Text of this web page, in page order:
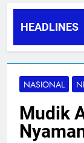
HEADLINES
PAPA
06/08/2026
NASIONAL
Mudik